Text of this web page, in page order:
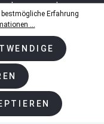
angegeben.
bestmögliche Erfahrung
...